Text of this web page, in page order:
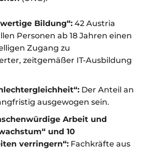
Bildung“: 42 Austria
Personen ab 18 Jahren einen
Zugang zu
zeitgemäßer IT-Ausbildung
Der Anteil an
ausgewogen sein.
Arbeit und
und 10
verringern“: Fachkräfte aus